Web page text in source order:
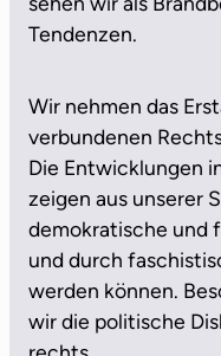
Tendenzen.
Wir nehmen das
verbundenen
Die Entwicklungen
zeigen aus unserer
demokratische und
und durch
werden können.
wir die politische